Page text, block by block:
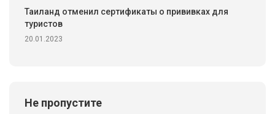
Таиланд отменил сертификаты о прививках для
туристов
20.01.2023
Не пропустите